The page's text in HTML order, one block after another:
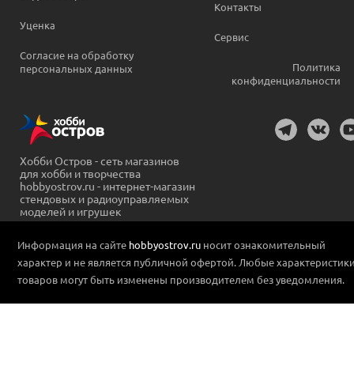
Уценка
Согласие на обработку
персональных данных
Контакты
Сервис
Политика
конфиденциальности
Хобби Остров - сеть магазинов
для хобби и творчества
hobbyostrov.ru - интернет-магазин
стендовых и радиоуправляемых
моделей и игрушек
Информация на сайте hobbyostrov.ru носит ознакомительный
характер и не является публичной офертой. Любые
товаров могут быть изменены производителем без уведомления.